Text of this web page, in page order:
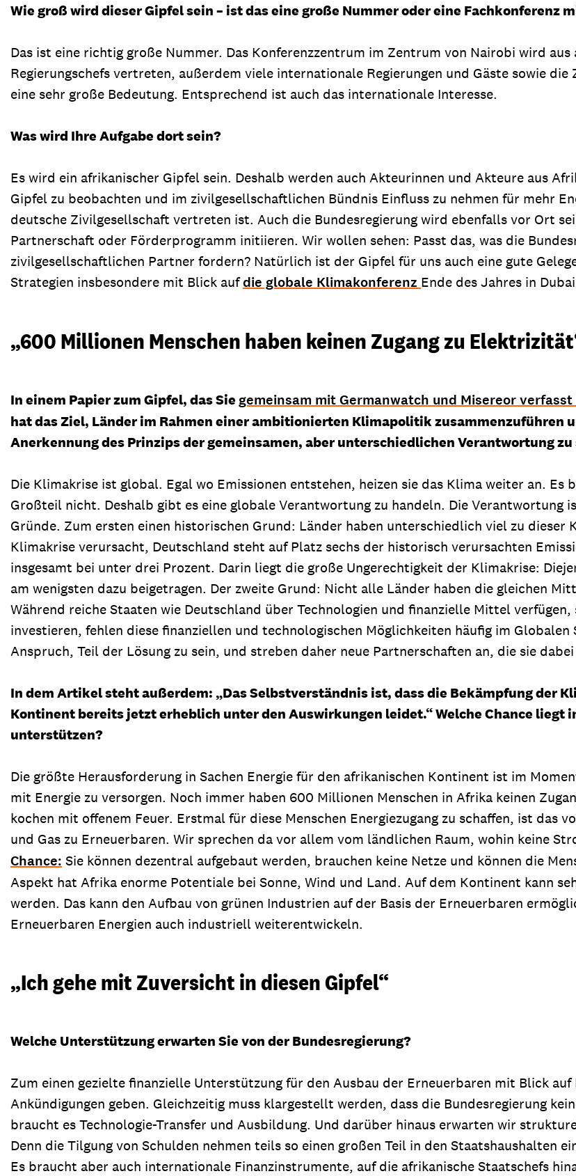
Wie groß wird dieser Gipfel sein – ist das eine große Nummer oder eine Fachkonferenz
Das ist eine richtig große Nummer. Das Konferenzzentrum im Zentrum von Nairobi wird
Regierungschefs vertreten, außerdem viele internationale Regierungen und Gäste sowie
eine sehr große Bedeutung. Entsprechend ist auch das internationale Interesse.
Was wird Ihre Aufgabe dort sein?
Es wird ein afrikanischer Gipfel sein. Deshalb werden auch Akteurinnen und Akteure aus
Gipfel zu beobachten und im zivilgesellschaftlichen Bündnis Einfluss zu nehmen für mehr
deutsche Zivilgesellschaft vertreten ist. Auch die Bundesregierung wird ebenfalls vor Ort
Partnerschaft oder Förderprogramm initiieren. Wir wollen sehen: Passt das, was die
zivilgesellschaftlichen Partner fordern? Natürlich ist der Gipfel für uns auch eine gute
Strategien insbesondere mit Blick aufdie globale Klimakonferenz Ende des Jahres in
„600 Millionen Menschen haben keinen Zugang zu
In einem Papier zum Gipfel, das Siegemeinsam mit Germanwatch und Misereor
hat das Ziel, Länder im Rahmen einer ambitionierten Klimapolitik zusammenzuführen
Anerkennung des Prinzips der gemeinsamen, aber unterschiedlichen Verantwortung
Die Klimakrise ist global. Egal wo Emissionen entstehen, heizen sie das Klima weiter an.
Großteil nicht. Deshalb gibt es eine globale Verantwortung zu handeln. Die Verantwortung
Gründe. Zum ersten einen historischen Grund: Länder haben unterschiedlich viel zu dieser
Klimakrise verursacht, Deutschland steht auf Platz sechs der historisch verursachten
insgesamt bei unter drei Prozent. Darin liegt die große Ungerechtigkeit der Klimakrise:
am wenigsten dazu beigetragen. Der zweite Grund: Nicht alle Länder haben die gleichen
Während reiche Staaten wie Deutschland über Technologien und finanzielle Mittel
investieren, fehlen diese finanziellen und technologischen Möglichkeiten häufig im
Anspruch, Teil der Lösung zu sein, und streben daher neue Partnerschaften an, die sie
In dem Artikel steht außerdem: „Das Selbstverständnis ist, dass die Bekämpfung der
Kontinent bereits jetzt erheblich unter den Auswirkungen leidet.“ Welche Chance liegt
unterstützen?
Die größte Herausforderung in Sachen Energie für den afrikanischen Kontinent ist im
mit Energie zu versorgen. Noch immer haben 600 Millionen Menschen in Afrika keinen
kochen mit offenem Feuer. Erstmal für diese Menschen Energiezugang zu schaffen, ist das
und Gas zu Erneuerbaren. Wir sprechen da vor allem vom ländlichen Raum, wohin keine
Chance: Sie können dezentral aufgebaut werden, brauchen keine Netze und können die
Aspekt hat Afrika enorme Potentiale bei Sonne, Wind und Land. Auf dem Kontinent kann
werden. Das kann den Aufbau von grünen Industrien auf der Basis der Erneuerbaren
Erneuerbaren Energien auch industriell weiterentwickeln.
„Ich gehe mit Zuversicht in diesen Gipfel“
Welche Unterstützung erwarten Sie von der Bundesregierung?
Zum einen gezielte finanzielle Unterstützung für den Ausbau der Erneuerbaren mit Blick
Ankündigungen geben. Gleichzeitig muss klargestellt werden, dass die Bundesregierung
braucht es Technologie-Transfer und Ausbildung. Und darüber hinaus erwarten wir
Denn die Tilgung von Schulden nehmen teils so einen großen Teil in den Staatshaushalten
Es braucht aber auch internationale Finanzinstrumente, auf die afrikanische Staatschefs